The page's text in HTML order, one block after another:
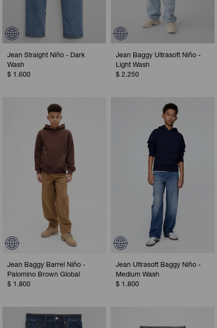
Jean Straight Niño - Dark
Wash
$ 1.600
Jean Baggy Ultrasoft Niño -
Light Wash
$ 2.250
Jean Baggy Barrel Niño -
Palomino Brown Global
$ 1.800
Jean Ultrasoft Baggy Niño -
Medium Wash
$ 1.800